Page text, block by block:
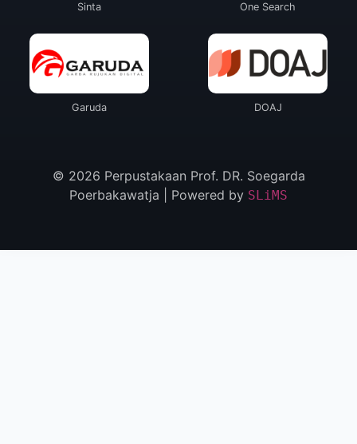
Sinta One Search
Garuda DOAJ
© 2026 Perpustakaan Prof. DR. Soegarda
Poerbakawatja | Powered by SLiMS